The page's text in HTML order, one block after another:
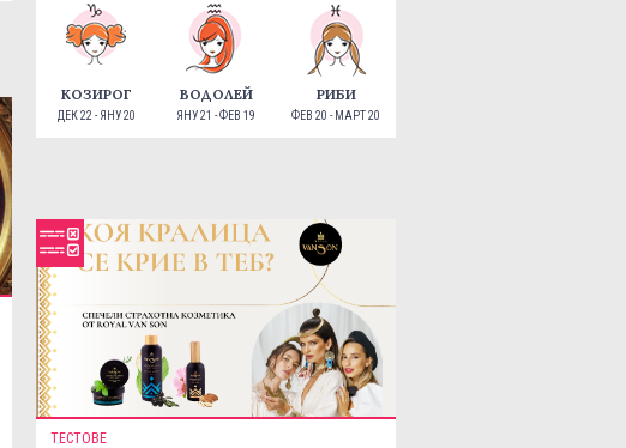
КОЗИРОГ
ДЕК 22 - ЯНУ 20
ВОДОЛЕЙ
ЯНУ 21 - ФЕВ 19
РИБИ
ФЕВ 20 - МАРТ 20
ТЕСТОВЕ